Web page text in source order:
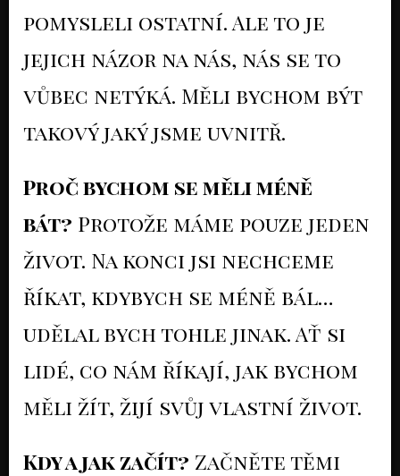
pomysleli ostatní. Ale to je
jejich názor na nás, nás se to
vůbec netýká. Měli bychom být
takový jaký jsme uvnitř.
Proč bychom se měli méně
bát? Protože máme pouze jeden
život. Na konci jsi nechceme
říkat, kdybych se méně bál…
udělal bych tohle jinak. Ať si
lidé, co nám říkají, jak bychom
měli žít, žijí svůj vlastní život.
Kdy a jak začít? Začněte těmi